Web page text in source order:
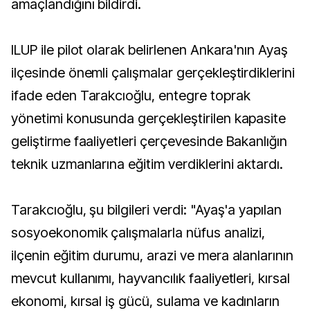
amaçlandığını bildirdi.
ILUP ile pilot olarak belirlenen Ankara'nın Ayaş
ilçesinde önemli çalışmalar gerçekleştirdiklerini
ifade eden Tarakcıoğlu, entegre toprak
yönetimi konusunda gerçekleştirilen kapasite
geliştirme faaliyetleri çerçevesinde Bakanlığın
teknik uzmanlarına eğitim verdiklerini aktardı.
Tarakcıoğlu, şu bilgileri verdi: "Ayaş'a yapılan
sosyoekonomik çalışmalarla nüfus analizi,
ilçenin eğitim durumu, arazi ve mera alanlarının
mevcut kullanımı, hayvancılık faaliyetleri, kırsal
ekonomi, kırsal iş gücü, sulama ve kadınların